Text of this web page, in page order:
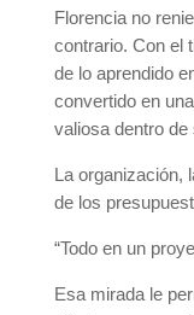
Florencia no
contrario. Con el
de lo aprendido
convertido en
valiosa dentro de
La organización,
de los
“Todo en un
Esa mirada le